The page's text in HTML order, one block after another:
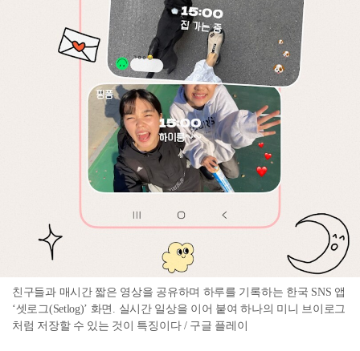
친구들과 매시간 짧은 영상을 공유하며 하루를 기록하는 한국 SNS 앱
‘셋로그(Setlog)’ 화면. 실시간 일상을 이어 붙여 하나의 미니 브이로그
처럼 저장할 수 있는 것이 특징이다 / 구글 플레이